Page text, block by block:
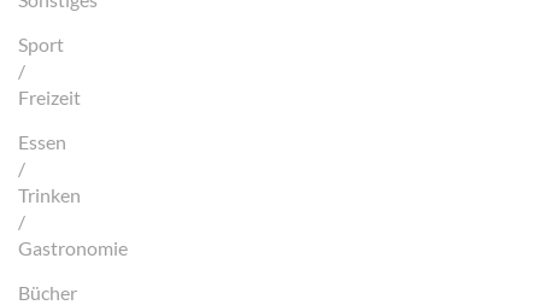
Sport
/
Freizeit
Essen
/
Trinken
/
Gastronomie
Bücher